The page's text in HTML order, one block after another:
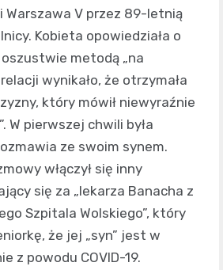
Warszawa V przez 89-letnią
Kobieta opowiedziała o
metodą „na
wynikało, że otrzymała
który mówił niewyraźnie
W pierwszej chwili była
ze swoim synem.
włączył się inny
się za „lekarza Banacha z
Szpitala Wolskiego”, który
że jej „syn” jest w
z powodu COVID-19.